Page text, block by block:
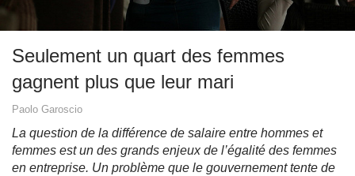
Seulement un quart des femmes
gagnent plus que leur mari
Paolo Garoscio
La question de la différence de salaire entre hommes et
femmes est un des grands enjeux de l’égalité des femmes
en entreprise. Un problème que le gouvernement tente de